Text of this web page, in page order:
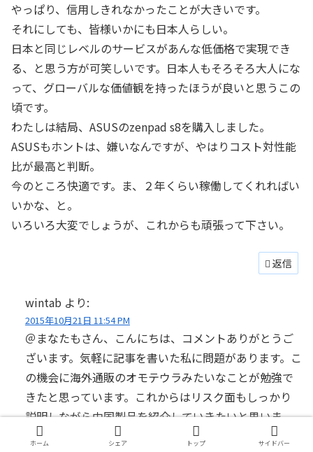
やっぱり、信用しきれなかったことが大きいです。
それにしても、皆様いかにも日本人らしい。
日本と同じレベルのサービスがあんな低価格で実現でき
る、と思う方が可笑しいです。日本人もそろそろ大人にな
って、グローバルな価値観を持ったほうが良いと思うこの
頃です。
わたしは結局、ASUSのzenpad s8を購入しました。
ASUSもホントは、嫌いなんですが、やはりコスト対性能
比が最高と判断。
今のところ快適です。ま、２年くらい稼働してくれればい
いかな、と。
いろいろ大変でしょうが、これからも頑張って下さい。
返信
wintab より:
2015年10月21日 11:54 PM
＠まなたもさん、こんにちは、コメントありがとうご
ざいます。気軽に記事を書いた私に問題があります。こ
の機会に海外通販のオモテウラみたいなことが勉強で
きたと思っています。これからはリスク面もしっかり
説明しながら中国製品を紹介していきたいと思いま
す。
ホーム シェア トップ サイドバー